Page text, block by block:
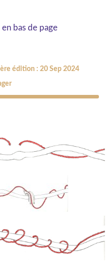
bas de page
édition : 20 Sep 2024